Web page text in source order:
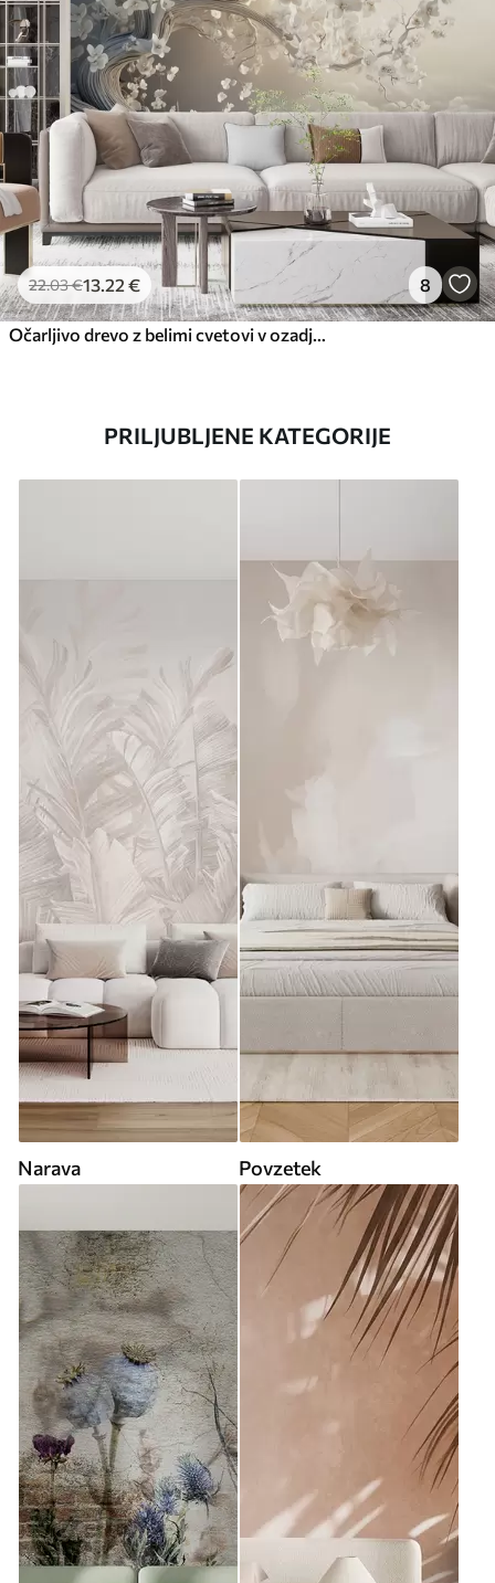
22.03€13.22 € 8
Očarljivo drevo z belimi cvetovi v ozadju oblakov v zanimivem slogu v nežnih toplih barvah
PRILJUBLJENE KATEGORIJE
Narava Povzetek